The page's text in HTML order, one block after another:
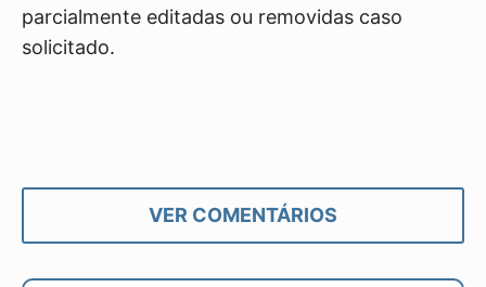
parcialmente editadas ou removidas caso
solicitado.
VER COMENTÁRIOS